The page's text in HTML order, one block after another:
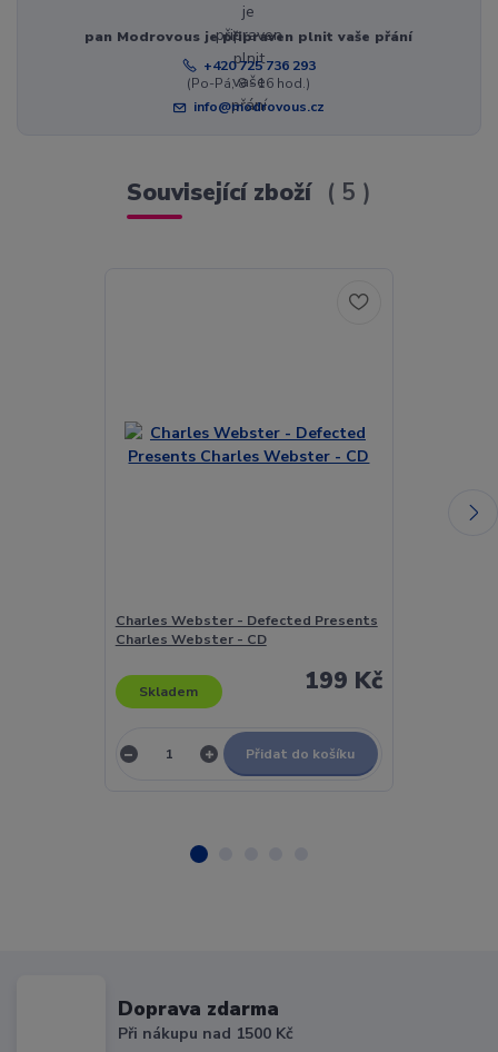
pan Modrovous je připraven plnit vaše přání
+420 725 736 293
(Po-Pá, 8 - 16 hod.)
info@modrovous.cz
Související zboží 5
Charles Webster - Defected Presents
Charles Webster - CD
199 Kč
Skladem
Přidat do košíku
Doprava zdarma
Při nákupu nad 1500 Kč